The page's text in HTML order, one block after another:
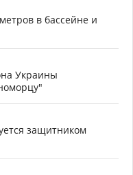
в бассейне и
Украины
защитником